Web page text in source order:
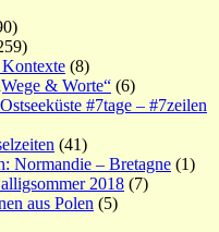
(8)
& Worte“ (6)
#7tage – #7zeilen
(41)
Normandie – Bretagne (1)
2018 (7)
aus Polen (5)